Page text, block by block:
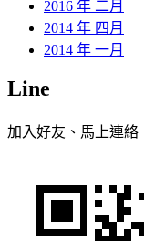
2016 年 二月
2014 年 四月
2014 年 一月
Line
加入好友、馬上連絡